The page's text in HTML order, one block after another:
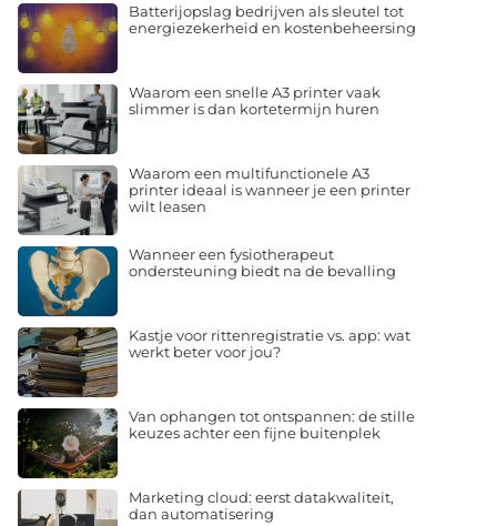
Batterijopslag bedrijven als sleutel tot
energiezekerheid en kostenbeheersing
Waarom een snelle A3 printer vaak
slimmer is dan kortetermijn huren
Waarom een multifunctionele A3
printer ideaal is wanneer je een printer
wilt leasen
Wanneer een fysiotherapeut
ondersteuning biedt na de bevalling
Kastje voor rittenregistratie vs. app: wat
werkt beter voor jou?
Van ophangen tot ontspannen: de stille
keuzes achter een fijne buitenplek
Marketing cloud: eerst datakwaliteit,
dan automatisering